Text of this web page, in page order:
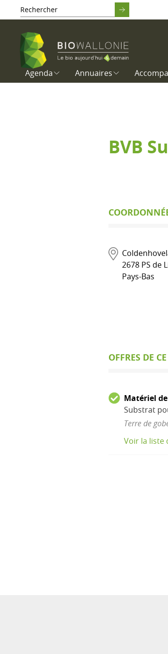
Agenda Annuaires
BVB
2678 PS de
Pays-Bas
OFFRES DE
Matériel
Substrat
Terre de
Voir la liste